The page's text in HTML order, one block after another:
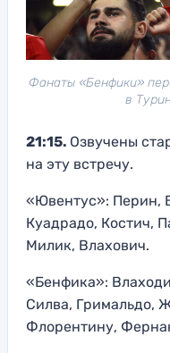
Фанаты «Бенфики»
в
21:15. Озвучены
на эту встречу.
«Ювентус»: Перин,
Куадрадо, Костич,
Милик, Влахович.
«Бенфика»:
Силва, Гримальдо,
Флорентину,